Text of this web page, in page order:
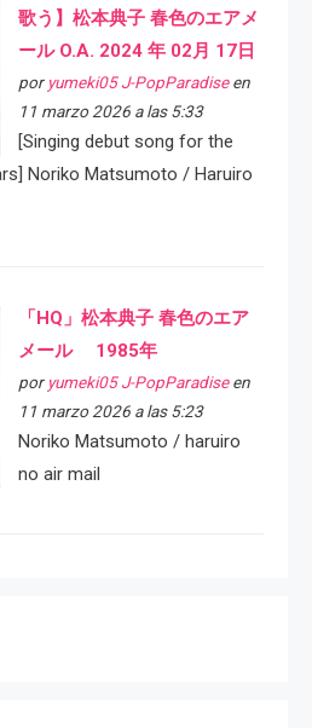
歌う】松本典子 春色のエアメ
ール O.A. 2024 年 02月 17日
por yumeki05 J-PopParadiseen
11 marzo 2026 a las 5:33
[Singing debut song for the
Noriko Matsumoto / Haruiro
「HQ」松本典子 春色のエア
メール 1985年
por yumeki05 J-PopParadiseen
11 marzo 2026 a las 5:23
Noriko Matsumoto / haruiro
no air mail